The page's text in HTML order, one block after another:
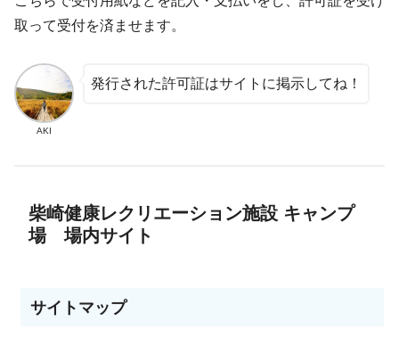
取って受付を済ませます。
AKI
発行された許可証はサイトに掲示してね！
柴崎健康レクリエーション施設 キャンプ
場 場内サイト
サイトマップ